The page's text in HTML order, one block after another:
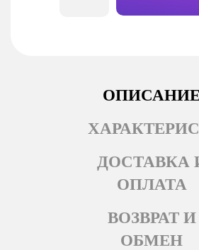
ДОСТАВКА
ОПЛАТА
ВОЗВРАТ И
ОБМЕН